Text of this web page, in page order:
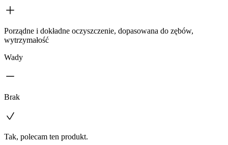
Porządne i dokładne oczyszczenie, dopasowana do zębów,
wytrzymałość
Wady
Brak
Tak, polecam ten produkt.